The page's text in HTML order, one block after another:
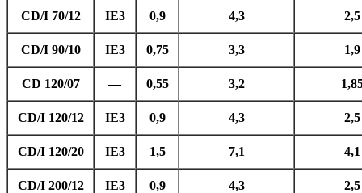
CD/I 70/12 IE3 0,9 4,3 2,5
CD/I 90/10 IE3 0,75 3,3 1,9
CD 120/07 — 0,55 3,2
CD/I 120/12 IE3 0,9 4,3 2,5
CD/I 120/20 IE3 1,5 7,1 4,1
CD/I 200/12 IE3 0,9 4,3 2,5